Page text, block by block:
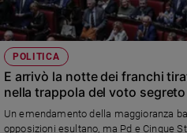
Interviste
Papa
Papa
Chiesa
Chiesa
POLITICA
E arrivò la notte dei franchi
nella trappola del voto segreto
Un emendamento della maggioranza
opposizioni esultano, ma Pd e Cinque